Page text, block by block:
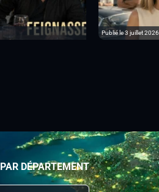
Publié le 3 juillet 2026
DÉPARTEMENT